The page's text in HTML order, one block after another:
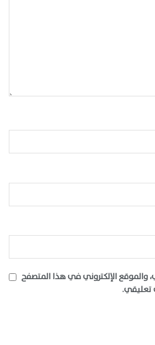
والموقع الإلكتروني في هذا المتصفح
تعليقي.